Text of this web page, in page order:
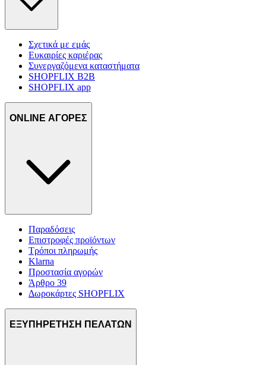
Σχετικά με εμάς
Ευκαιρίες καριέρας
Συνεργαζόμενα καταστήματα
SHOPFLIX B2B
SHOPFLIX app
ONLINE ΑΓΟΡΕΣ
Παραδόσεις
Επιστροφές προϊόντων
Τρόποι πληρωμής
Klarna
Προστασία αγορών
Άρθρο 39
Δωροκάρτες SHOPFLIX
ΕΞΥΠΗΡΕΤΗΣΗ ΠΕΛΑΤΩΝ